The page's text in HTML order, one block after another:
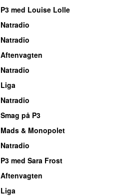
P3 med Louise Lolle
Natradio
Natradio
Aftenvagten
Natradio
Liga
Natradio
Smag på P3
Mads & Monopolet
Natradio
P3 med Sara Frost
Aftenvagten
Liga